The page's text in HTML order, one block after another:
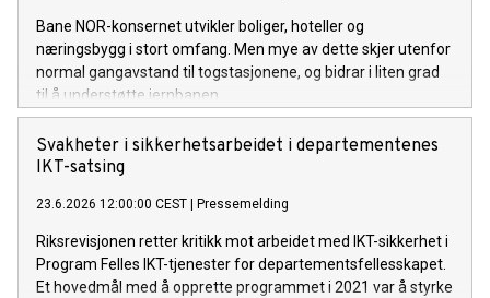
Bane NOR-konsernet utvikler boliger, hoteller og
næringsbygg i stort omfang. Men mye av dette skjer utenfor
normal gangavstand til togstasjonene, og bidrar i liten grad
til å understøtte jernbanen.
Svakheter i sikkerhetsarbeidet i departementenes
IKT-satsing
23.6.2026 12:00:00 CEST Pressemelding
Riksrevisjonen retter kritikk mot arbeidet med IKT-sikkerhet i
Program Felles IKT-tjenester for departementsfellesskapet.
Et hovedmål med å opprette programmet i 2021 var å styrke